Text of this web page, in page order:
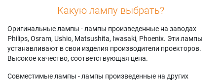
Какую лампу выбрать?
Оригинальные лампы - лампы произведенные на заводах
Philips, Osram, Ushio, Matsushita, Iwasaki, Phoenix. Эти лампы
устанавливают в свои изделия производители проекторов.
Высокое качество, соответствующая цена.
Совместимые лампы - лампы произведенные на других